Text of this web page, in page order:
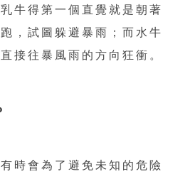
牛得第一個直覺就是朝著
，試圖躲避暴雨；而水牛
接往暴風雨的方向狂衝。
時會為了避免未知的危險